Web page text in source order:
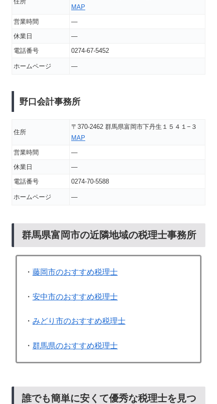
MAP
営業時間
―
休業日
―
電話番号
0274-67-5452
ホームページ ―
野口会計事務所
住所
〒370-2462 群馬県富岡市下丹生１５４１−３
MAP
営業時間
―
休業日
―
電話番号
0274-70-5588
ホームページ ―
群馬県富岡市の近隣地域の税理士事務所
・ 藤岡市のおすすめ税理士
・ 安中市のおすすめ税理士
・ みどり市のおすすめ税理士
・ 群馬県のおすすめ税理士
誰でも簡単に安くて優秀な税理士を見つ